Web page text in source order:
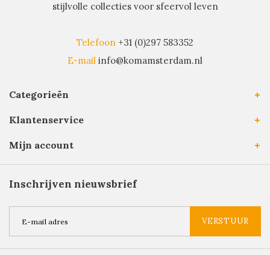
stijlvolle collecties voor sfeervol leven
Telefoon +31 (0)297 583352
E-mail info@komamsterdam.nl
Categorieën
Klantenservice
Mijn account
Inschrijven nieuwsbrief
VERSTUUR